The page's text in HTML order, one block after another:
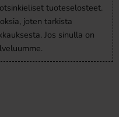
tuoteselosteet.
joten tarkista
Jos sinulla on